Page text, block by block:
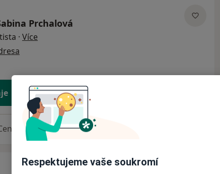
Prchalová
· Více
Adresy
Respektujeme vaše soukromí